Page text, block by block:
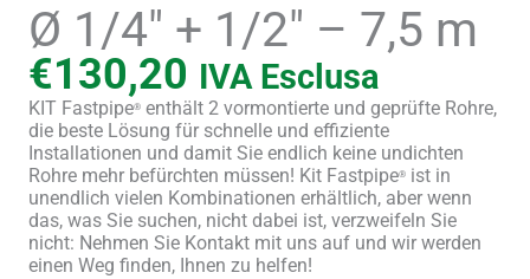
Ø 1/4″ + 1/2″ – 7,5 m
€130,20 IVA Esclusa
KIT Fastpipe® enthält 2 vormontierte und geprüfte Rohre,
die beste Lösung für schnelle und effiziente
Installationen und damit Sie endlich keine undichten
Rohre mehr befürchten müssen! Kit Fastpipe® ist in
unendlich vielen Kombinationen erhältlich, aber wenn
das, was Sie suchen, nicht dabei ist, verzweifeln Sie
nicht: Nehmen Sie Kontakt mit uns auf und wir werden
einen Weg finden, Ihnen zu helfen!